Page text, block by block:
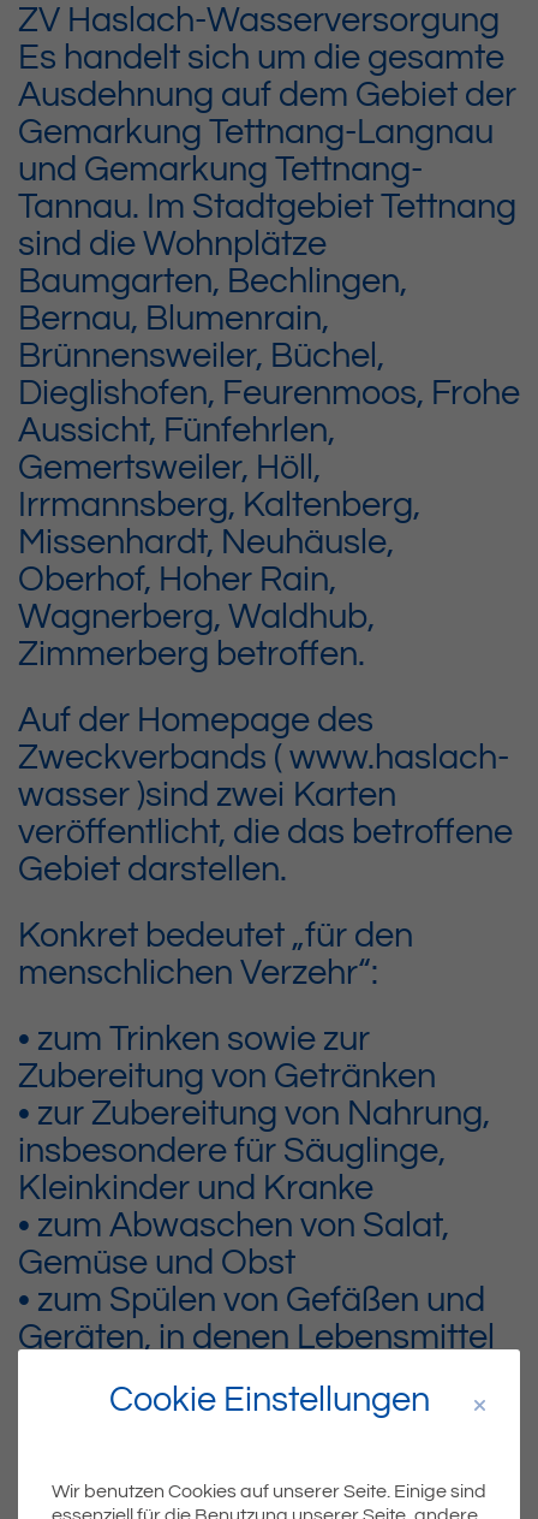
ZV Haslach-Wasserversorgung
Es handelt sich um die gesamte
Ausdehnung auf dem Gebiet der
Gemarkung Tettnang-Langnau
und Gemarkung Tettnang-
Tannau. Im Stadtgebiet Tettnang
sind die Wohnplätze
Baumgarten, Bechlingen,
Bernau, Blumenrain,
Brünnensweiler, Büchel,
Dieglishofen, Feurenmoos, Frohe
Aussicht, Fünfehrlen,
Gemertsweiler, Höll,
Irrmannsberg, Kaltenberg,
Missenhardt, Neuhäusle,
Oberhof, Hoher Rain,
Wagnerberg, Waldhub,
Zimmerberg betroffen.
Auf der Homepage des
Zweckverbands ( www.haslach-
wasser )sind zwei Karten
veröffentlicht, die das betroffene
Gebiet darstellen.
Konkret bedeutet „für den
menschlichen Verzehr“:
• zum Trinken sowie zur
Zubereitung von Getränken
• zur Zubereitung von Nahrung,
insbesondere für Säuglinge,
Kleinkinder und Kranke
• zum Abwaschen von Salat,
Gemüse und Obst
• zum Spülen von Gefäßen und
Geräten, in denen Lebensmittel
werden
Mundpflege
Cookie Einstellungen
Wir benutzen Cookies auf unserer Seite. Einige sind